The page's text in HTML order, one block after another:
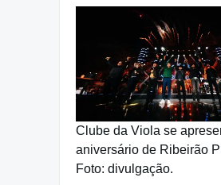
Clube da Viola se
aniversário de Ribeirão
Foto: divulgação.